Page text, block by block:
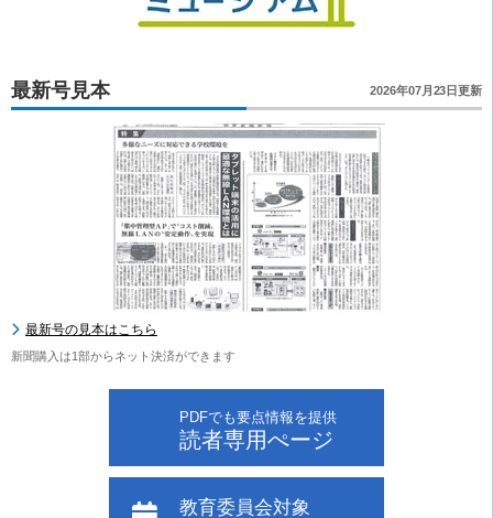
最新号見本 2026年07月23日更新
最新号の見本はこちら
新聞購入は1部からネット決済ができます
PDFでも要点情報を提供
読者専用ぺージ
教育委員会対象